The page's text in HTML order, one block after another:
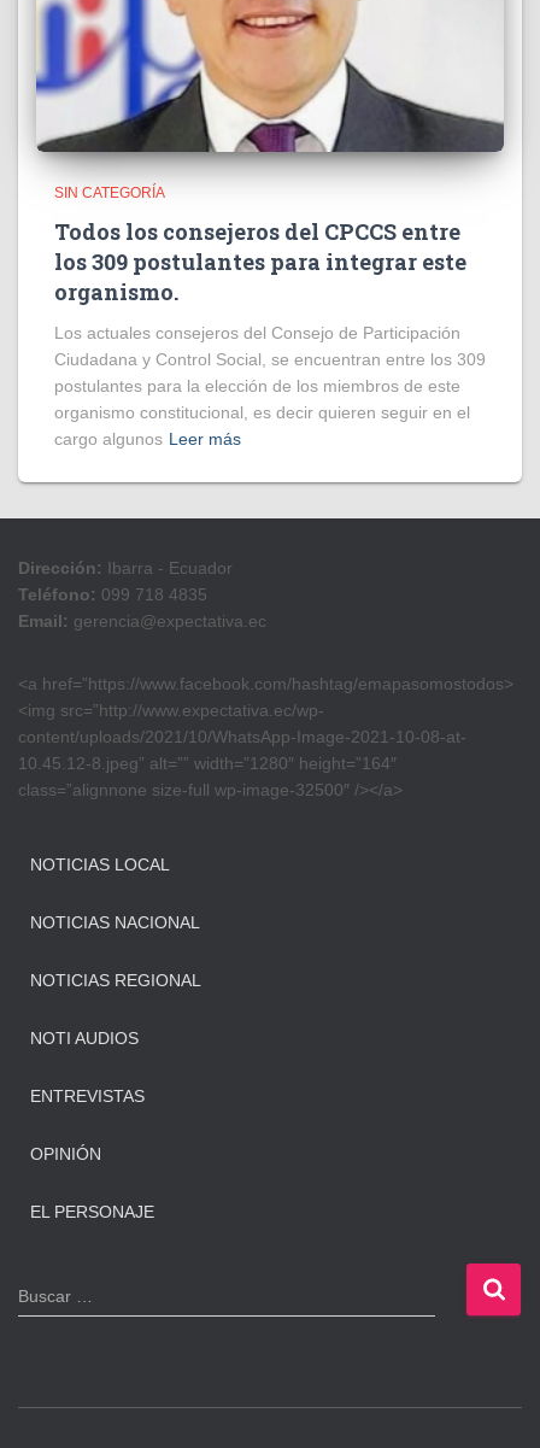
SIN CATEGORÍA
Todos los consejeros del CPCCS entre
los 309 postulantes para integrar este
organismo.
Los actuales consejeros del Consejo de Participación
Ciudadana y Control Social, se encuentran entre los 309
postulantes para la elección de los miembros de este
organismo constitucional, es decir quieren seguir en el
cargo algunos Leer más
Dirección: Ibarra - Ecuador
Teléfono: 099 718 4835
Email: gerencia@expectativa.ec
<a href=”https://www.facebook.com/hashtag/emapasomostodos>
<img src=”http://www.expectativa.ec/wp-
content/uploads/2021/10/WhatsApp-Image-2021-10-08-at-
10.45.12-8.jpeg” alt=”” width=”1280″ height=”164″
class=”alignnone size-full wp-image-32500″ /></a>
NOTICIAS LOCAL
NOTICIAS NACIONAL
NOTICIAS REGIONAL
NOTI AUDIOS
ENTREVISTAS
OPINIÓN
EL PERSONAJE
B
u
Buscar …